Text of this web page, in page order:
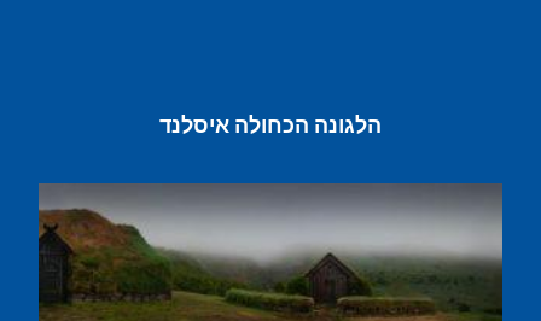
הלגונה הכחולה איסלנד